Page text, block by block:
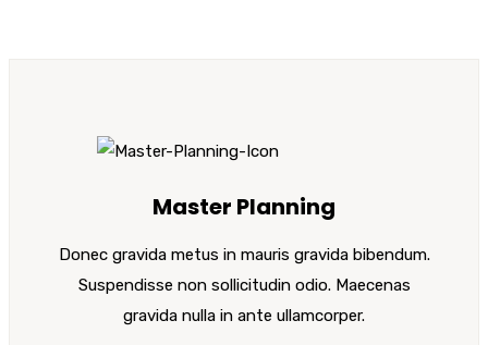
Master Planning
Donec gravida metus in mauris gravida bibendum.
Suspendisse non sollicitudin odio. Maecenas
gravida nulla in ante ullamcorper.